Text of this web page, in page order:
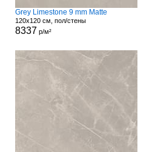
Grey Limestone 9 mm Matte
120x120 см, пол/стены
8337 р/м²